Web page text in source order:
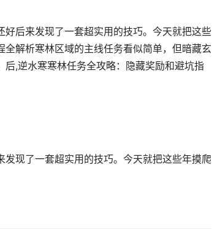
后来发现了一套超实用的技巧。今天就把这些
解析寒林区域的主线任务看似简单，但暗藏玄
,逆水寒寒林任务全攻略：隐藏奖励和避坑指
现了一套超实用的技巧。今天就把这些年摸爬